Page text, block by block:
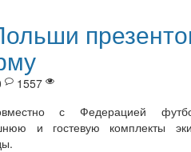
1557
с Федерацией
и гостевую комплекты